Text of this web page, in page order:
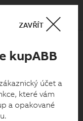
0
zákaznický
funkce,
příští nákup
kupABB
účet a
které vám
a opakované
ZAVŘÍT